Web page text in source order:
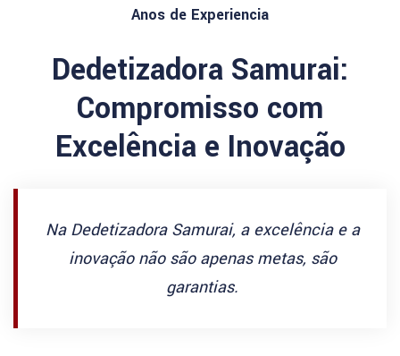
Anos de Experiencia
Dedetizadora Samurai:
Compromisso com
Excelência e Inovação
Na Dedetizadora Samurai, a excelência e a
inovação não são apenas metas, são
garantias.